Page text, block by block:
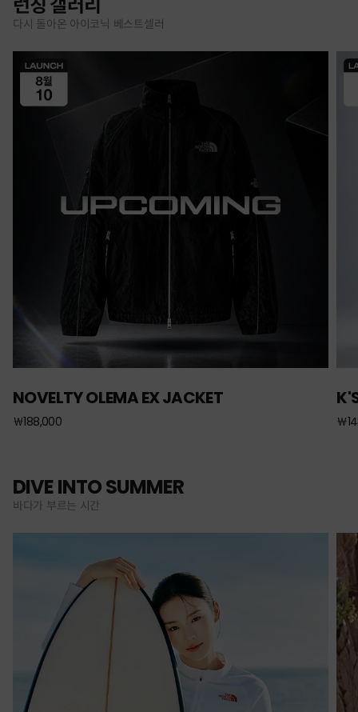
런칭 갤러리
다시 돌아온 아이코닉 베스트셀러
NOVELTY OLEMA EX JACKET
￦188,000 ￦
DIVE INTO SUMMER
바다가 부르는 시간